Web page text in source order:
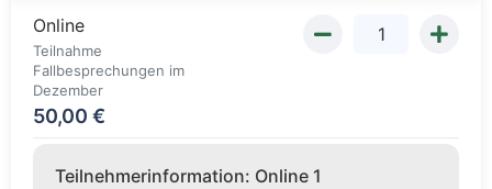
Online
Teilnahme
Fallbesprechungen im
Dezember
50,00 €
Teilnehmerinformation: Online 1